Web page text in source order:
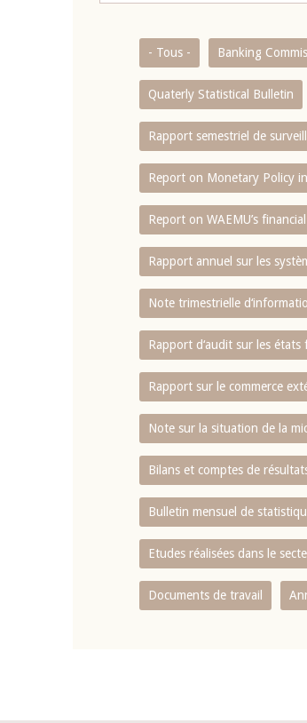
- Tous - Banking
Quaterly Statistical Bulletin
Rapport semestriel de
Report on Monetary Policy
Report on WAEMU’s
Rapport annuel sur les
Note trimestrielle
Rapport d‘audit sur les états
Rapport sur le commerce
Note sur la situation de la
Bilans et comptes de
Bulletin mensuel de
Etudes réalisées dans le
Documents de travail